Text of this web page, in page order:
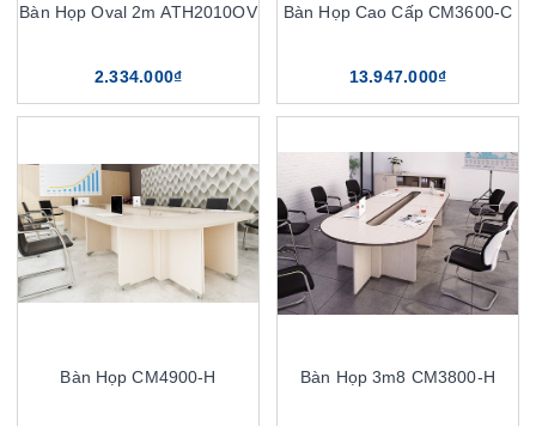
Bàn Họp Oval 2m ATH2010OV
2.334.000₫
Bàn Họp Cao Cấp CM3600-C
13.947.000₫
Bàn Họp CM4900-H Bàn Họp 3m8 CM3800-H